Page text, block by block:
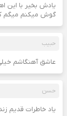
یادش بخیر با این
گوش میکنم میگم
حبیب
عاشق آهنگاشم
حسن
یاد خاطرات قدیم